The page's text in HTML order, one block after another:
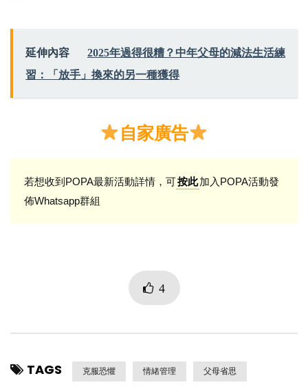
延伸內容
2025年過得很糟？中年父母的減法生活練
習：「放手」換來的另一種獲得
自家廣告
若想收到POPA最新活動詳情，可按此加入POPA活動發
佈Whatsapp群組
4
TAGS 克服恐懼 情緒管理 父母省思